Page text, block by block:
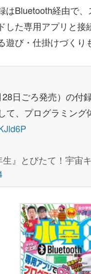
はBluetooth経由で
した専用アプリと
遊び・仕掛けづくり
日ごろ発売）の付
て、プログラミング
』とびたて！宇宙